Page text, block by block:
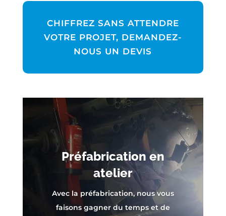
CHIFFREZ SANS ATTENDRE
VOTRE PROJET, DEMANDEZ-
NOUS UN DEVIS
Préfabrication en
atelier
Avec la préfabrication, nous vous
faisons gagner du temps et de